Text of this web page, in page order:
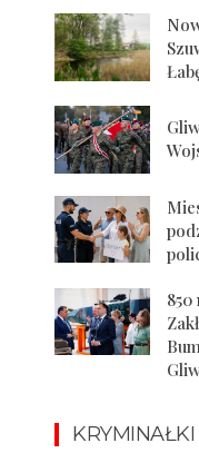
KRYMINAŁKI